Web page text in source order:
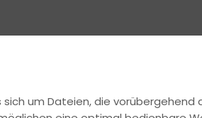
FÜHRERSCHEIN
um Dateien, die